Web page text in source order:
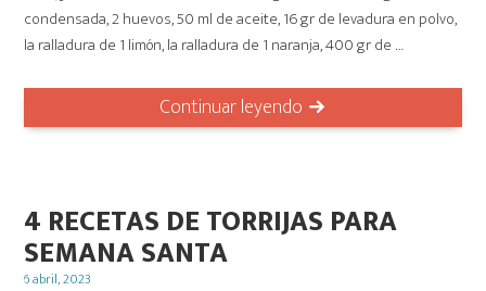
condensada, 2 huevos, 50 ml de aceite, 16 gr de levadura en polvo,
la ralladura de 1 limón, la ralladura de 1 naranja, 400 gr de …
Continuar leyendo
4 RECETAS DE TORRIJAS PARA
SEMANA SANTA
Posted
6 abril, 2023